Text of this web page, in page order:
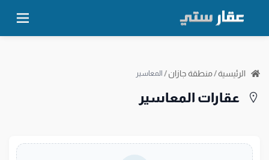
الرئيسية/منطقة جازان/ المعاسير
عقارات المعاسير